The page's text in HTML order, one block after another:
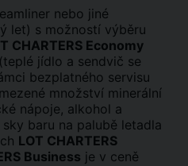
nebo jiné
let) s možností výběru
CHARTERS Economy
jídlo a sendvič se
bezplatného servisu
množství minerální
nápoje, alkohol a
baru na palubě letadla
LOT CHARTERS
Business je v ceně